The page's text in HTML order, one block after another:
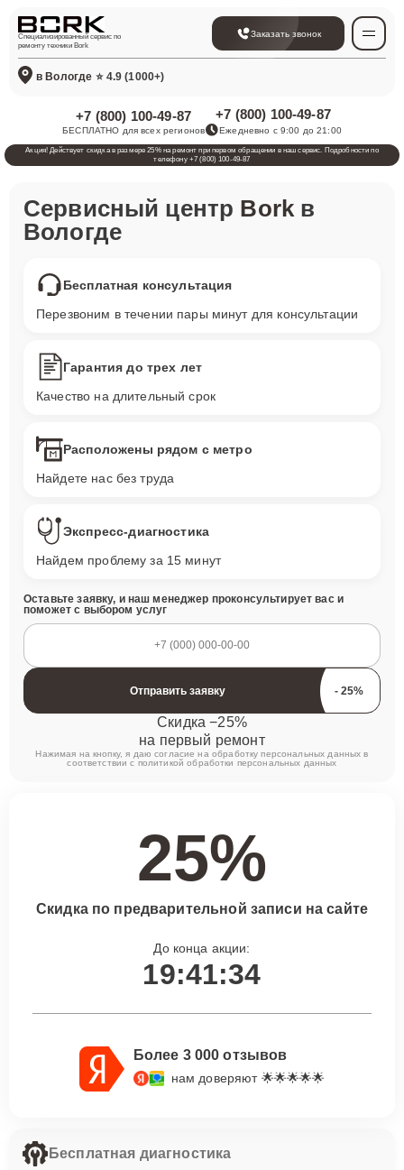
Специализированный сервис по
ремонту техники Bork
Заказать звонок
в Вологде ⭐ 4.9 (1000+)
+7 (800) 100-49-87
БЕСПЛАТНО для всех регионов
+7 (800) 100-49-87
Ежедневно с 9:00 до 21:00
Акция! Действует скидка в размере 25% на ремонт при первом обращении в наш сервис. Подробности по
телефону +7 (800) 100-49-87
Сервисный центр Borkв
Вологде
Бесплатная консультация
Перезвоним в течении пары минут для консультации
Гарантия до трех лет
Качество на длительный срок
Расположены рядом с метро
Найдете нас без труда
Экспресс-диагностика
Найдем проблему за 15 минут
Оставьте заявку, и наш менеджер проконсультирует вас и
поможет с выбором услуг
Отправить заявку
Скидка −25%
на первый ремонт
Нажимая на кнопку, я даю согласие на обработку персональных данных в
соответствии с политикой обработки персональных данных
25%
Скидка по предварительной записи на сайте
До конца акции:
19:41:33
Более 3 000 отзывов
нам доверяют 🌟🌟🌟🌟🌟
Бесплатная диагностика